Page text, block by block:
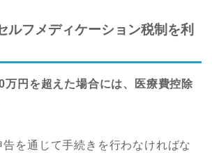
ルフメディケーション税制を利
万円を超えた場合には、医療費控除
告を通じて手続きを行わなければな